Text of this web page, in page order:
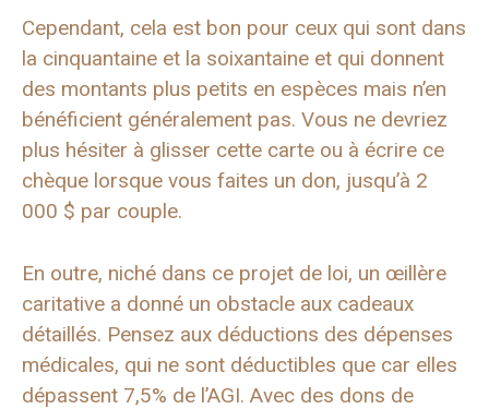
Cependant, cela est bon pour ceux qui sont dans
la cinquantaine et la soixantaine et qui donnent
des montants plus petits en espèces mais n’en
bénéficient généralement pas. Vous ne devriez
plus hésiter à glisser cette carte ou à écrire ce
chèque lorsque vous faites un don, jusqu’à 2
000 $ par couple.
En outre, niché dans ce projet de loi, un œillère
caritative a donné un obstacle aux cadeaux
détaillés. Pensez aux déductions des dépenses
médicales, qui ne sont déductibles que car elles
dépassent 7,5% de l’AGI. Avec des dons de